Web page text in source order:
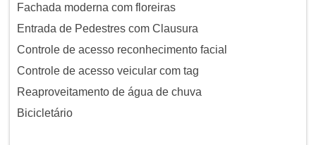
Fachada moderna com floreiras
Entrada de Pedestres com Clausura
Controle de acesso reconhecimento facial
Controle de acesso veicular com tag
Reaproveitamento de água de chuva
Bicicletário